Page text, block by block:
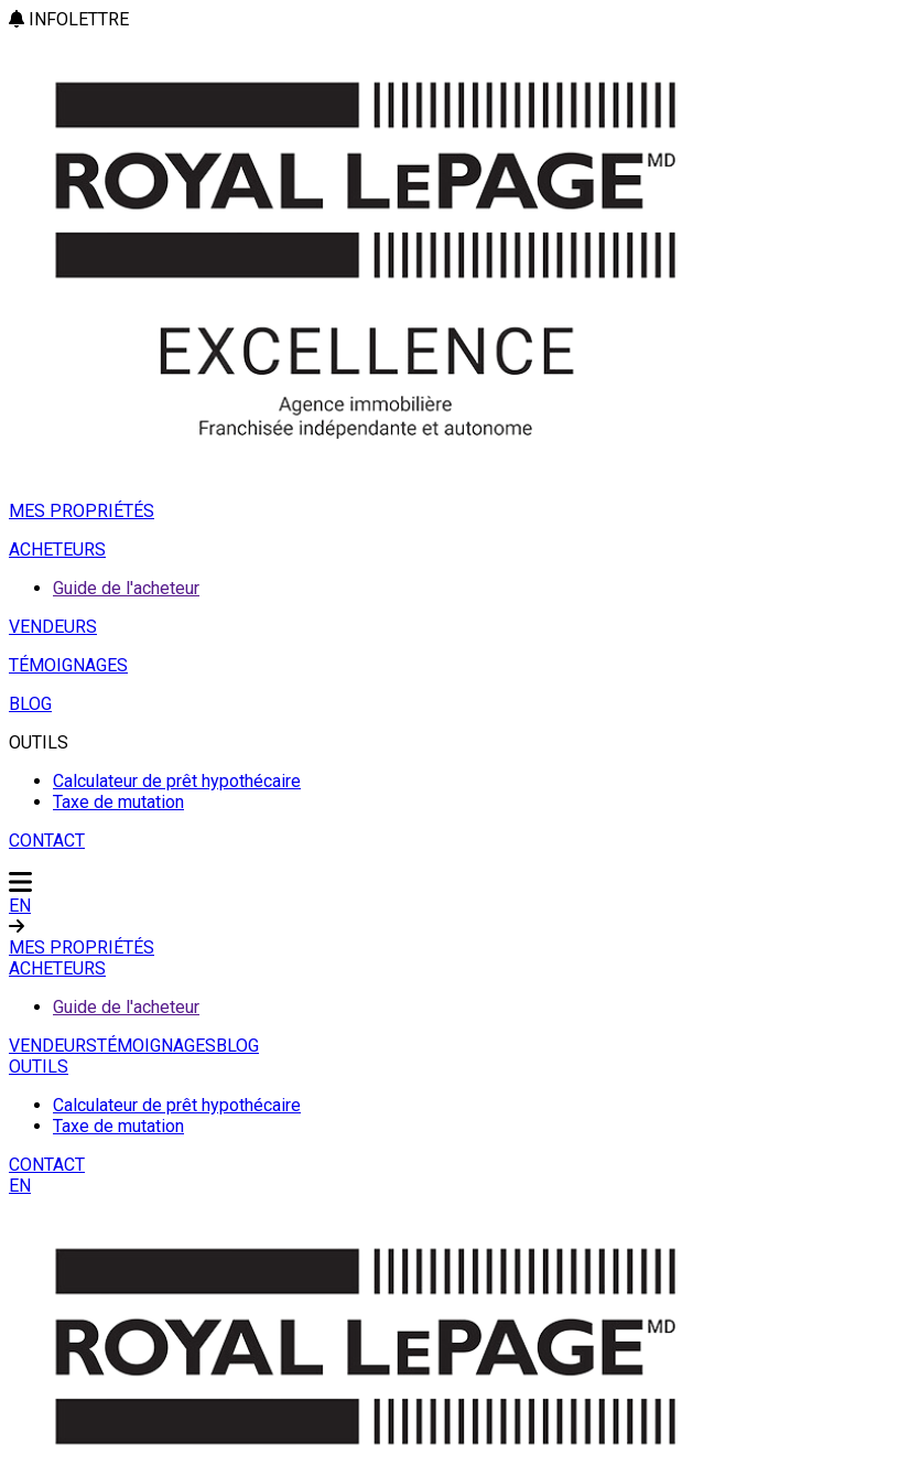
INFOLETTRE
MES PROPRIÉTÉS
ACHETEURS
Guide de l'acheteur
VENDEURS
TÉMOIGNAGES
BLOG
OUTILS
Calculateur de prêt hypothécaire
Taxe de mutation
CONTACT
EN
MES PROPRIÉTÉS
ACHETEURS
Guide de l'acheteur
VENDEURSTÉMOIGNAGESBLOG
OUTILS
Calculateur de prêt hypothécaire
Taxe de mutation
CONTACT
EN